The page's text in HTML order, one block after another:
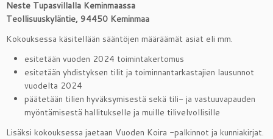
Neste Tupasvillalla Keminmaassa
Teollisuuskyläntie, 94450 Keminmaa
Kokouksessa käsitellään sääntöjen määräämät asiat eli mm.
esitetään vuoden 2024 toimintakertomus
esitetään yhdistyksen tilit ja toiminnantarkastajien lausunnot
vuodelta 2024
päätetään tilien hyväksymisestä sekä tili- ja vastuuvapauden
myöntämisestä hallitukselle ja muille tilivelvollisille
Lisäksi kokouksessa jaetaan Vuoden Koira -palkinnot ja kunniakirjat.